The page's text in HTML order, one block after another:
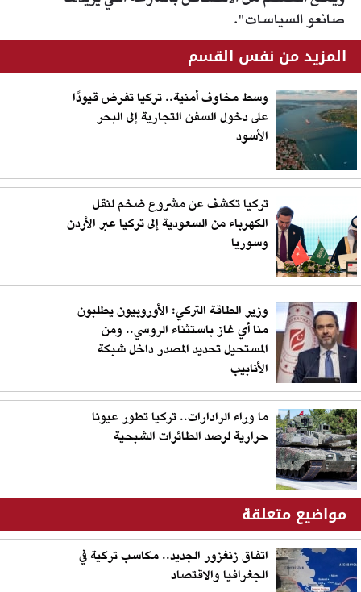
صانعو السياسات".
المزيد من نفس القسم
وسط مخاوف أمنية.. تركيا تفرض قيودًا
على دخول السفن التجارية إلى البحر
الأسود
تركيا تكشف عن مشروع ضخم لنقل
الكهرباء من السعودية إلى تركيا عبر الأردن
وسوريا
وزير الطاقة التركي: الأوروبيون يطلبون
منا أي غاز باستثناء الروسي.. ومن
المستحيل تحديد المصدر داخل شبكة
الأنابيب
ما وراء الرادارات.. تركيا تطور عيونا
حرارية لرصد الطائرات الشبحية
مواضيع متعلقة
اتفاق زنغزور الجديد.. مكاسب تركية في
الجغرافيا والاقتصاد